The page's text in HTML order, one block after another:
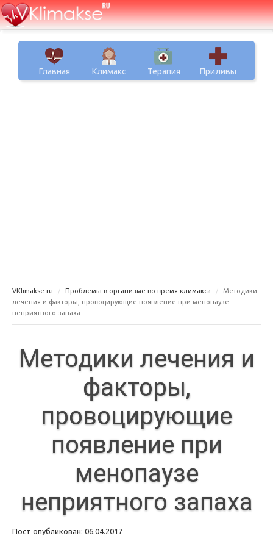
Главная Климакс Терапия Приливы
VKlimakse.ru Проблемы в организме во время климакса
Методики
лечения и факторы, провоцирующие появление при менопаузе
неприятного запаха
Методики лечения и
факторы,
провоцирующие
появление при
менопаузе
неприятного запаха
Пост опубликован: 06.04.2017